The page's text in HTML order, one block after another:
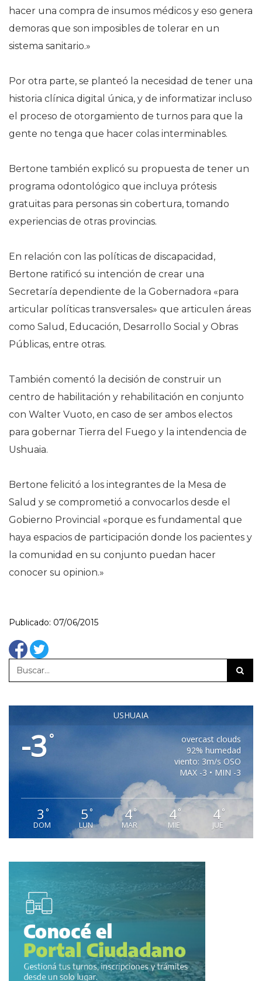
hacer una compra de insumos médicos y eso genera
demoras que son imposibles de tolerar en un
sistema sanitario.»
Por otra parte, se planteó la necesidad de tener una
historia clínica digital única, y de informatizar incluso
el proceso de otorgamiento de turnos para que la
gente no tenga que hacer colas interminables.
Bertone también explicó su propuesta de tener un
programa odontológico que incluya prótesis
gratuitas para personas sin cobertura, tomando
experiencias de otras provincias.
En relación con las políticas de discapacidad,
Bertone ratificó su intención de crear una
Secretaría dependiente de la Gobernadora «para
articular políticas transversales» que articulen áreas
como Salud, Educación, Desarrollo Social y Obras
Públicas, entre otras.
También comentó la decisión de construir un
centro de habilitación y rehabilitación en conjunto
con Walter Vuoto, en caso de ser ambos electos
para gobernar Tierra del Fuego y la intendencia de
Ushuaia.
Bertone felicitó a los integrantes de la Mesa de
Salud y se comprometió a convocarlos desde el
Gobierno Provincial «porque es fundamental que
haya espacios de participación donde los pacientes y
la comunidad en su conjunto puedan hacer
conocer su opinion.»
Publicado: 07/06/2015
USHUAIA
-3°
overcast clouds
92% humedad
viento: 3m/s OSO
MAX -3 • MIN -3
3 °
DOM
5 °
LUN
4°
MAR
4°
MIE
4°
JUE